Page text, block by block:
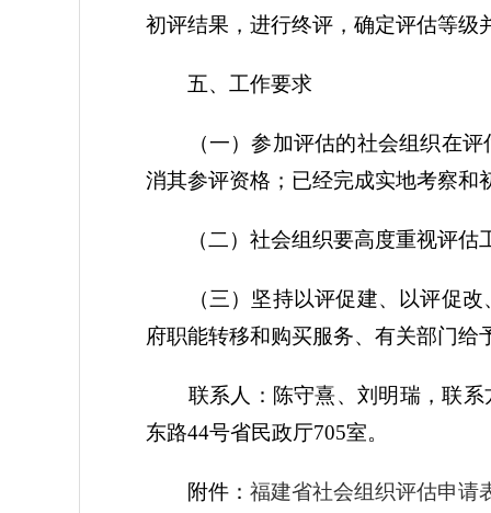
初评结果，进行终评，确定评估等级
五、工作要求
（一）参加评估的社会组织在评
消其参评资格；已经完成实地考察和
（二）社会组织要高度重视评估工
（三）坚持以评促建、以评促改
府职能转移和购买服务、有关部门给
联系人：陈守熹、刘明瑞，联系方
东路44号省民政厅705室。
附件： 福建省社会组织评估申请